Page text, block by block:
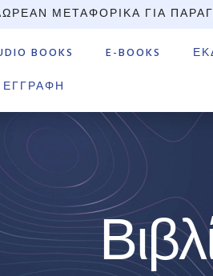
ΜΕΤΑΦΟΡΙΚΆ ΓΙΑ
BOOKS E-BOOKS
ΕΓΓΡΑΦΉ